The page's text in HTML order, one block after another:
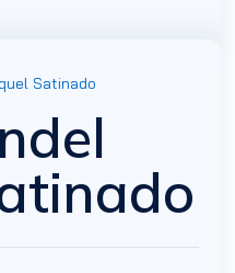
Satinado